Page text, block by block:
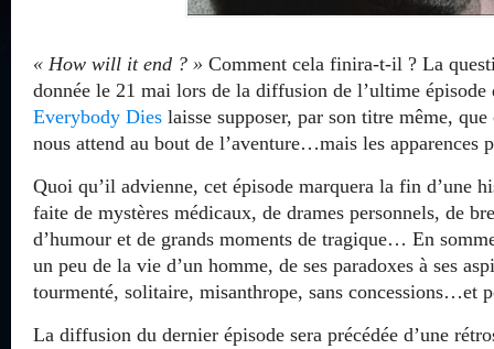
« How will it end ? » Comment cela finira-t-il ? La
donnée le 21 mai lors de la diffusion de l’ultime
Everybody Dies laisse supposer, par son titre même,
nous attend au bout de l’aventure…mais les
Quoi qu’il advienne, cet épisode marquera la fin d’une
faite de mystères médicaux, de drames personnels, de
d’humour et de grands moments de tragique… En
un peu de la vie d’un homme, de ses paradoxes à ses
tourmenté, solitaire, misanthrope, sans concessions…et
La diffusion du dernier épisode sera précédée d’une